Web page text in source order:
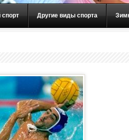
Другие виды спорта